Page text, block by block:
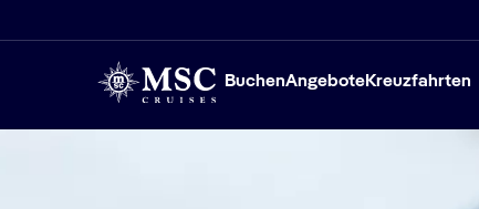
BuchenAngeboteKreuzfahrten